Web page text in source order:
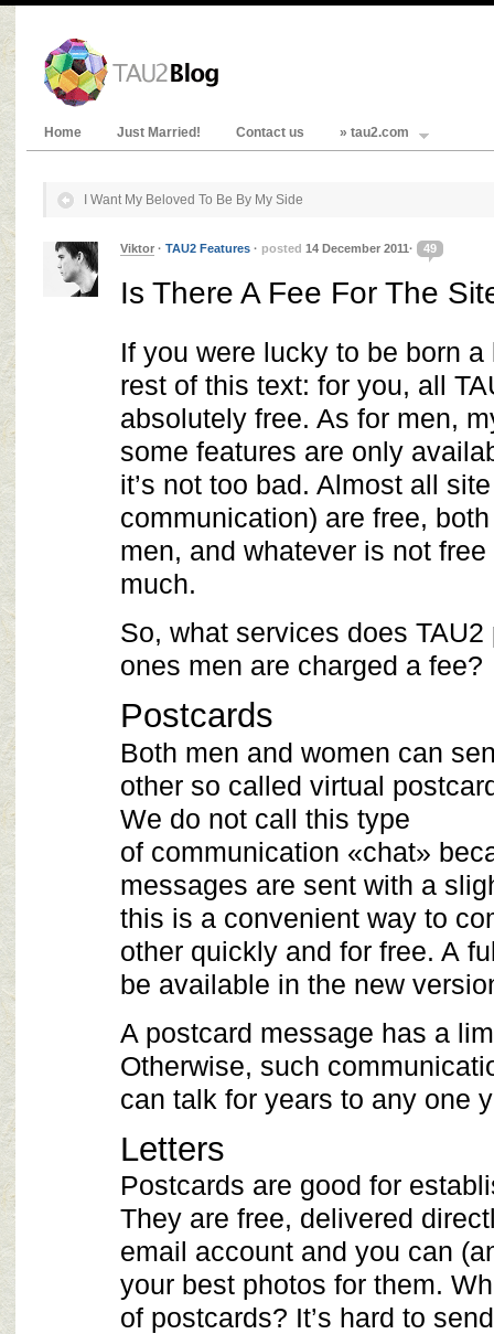
Home Just Married! Contact us » tau2.com
I Want My Beloved To Be By My Side
Viktor · TAU2 Features · posted 14 December 2011· 49
Is There A Fee For The
If you were lucky to be born
rest of this text: for you, all
absolutely free. As for men,
some features are only
it’s not too bad. Almost all
communication) are free,
men, and whatever is not free
much.
So, what services does
ones men are charged a fee?
Postcards
Both men and women can
other so called virtual
We do not call this type
of communication «chat»
messages are sent with a
this is a convenient way to
other quickly and for free. A
be available in the new
A postcard message has a
Otherwise, such
can talk for years to any one
Letters
Postcards are good for
They are free, delivered
email account and you can
your best photos for them.
of postcards? It’s hard to